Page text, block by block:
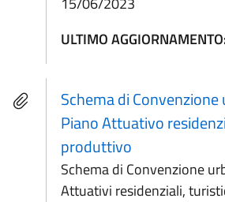
ULTIMO
Schema di
Piano Attuativo
produttivo
Schema di Convenzione
Attuativi residenziali,